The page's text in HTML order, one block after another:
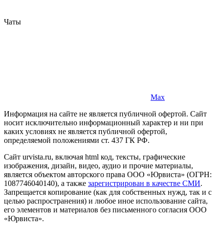
Чаты
Max
Информация на сайте не является публичной офертой. Cайт
носит исключительно информационный характер и ни при
каких условиях не является публичной офертой,
определяемой положениями ст. 437 ГК РФ.
Сайт urvista.ru, включая html код, тексты, графические
изображения, дизайн, видео­, аудио­ и прочие материалы,
является объектом авторского права ООО «Юрвиста» (ОГРН:
1087746040140), а также зарегистрирован в качестве СМИ.
Запрещается копирование (как для собственных нужд, так и с
целью распространения) и любое иное использование сайта,
его элементов и материалов без письменного согласия ООО
«Юрвиста».